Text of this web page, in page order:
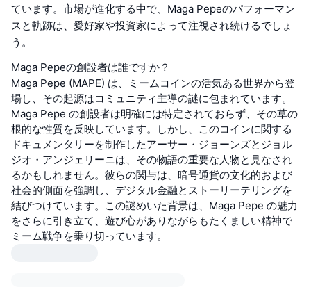
ています。市場が進化する中で、Maga Pepeのパフォーマン
スと軌跡は、愛好家や投資家によって注視され続けるでしょ
う。
Maga Pepeの創設者は誰ですか？
Maga Pepe (MAPE) は、ミームコインの活気ある世界から登
場し、その起源はコミュニティ主導の謎に包まれています。
Maga Pepe の創設者は明確には特定されておらず、その草の
根的な性質を反映しています。しかし、このコインに関する
ドキュメンタリーを制作したアーサー・ジョーンズとジョル
ジオ・アンジェリーニは、その物語の重要な人物と見なされ
るかもしれません。彼らの関与は、暗号通貨の文化的および
社会的側面を強調し、デジタル金融とストーリーテリングを
結びつけています。この謎めいた背景は、Maga Pepe の魅力
をさらに引き立て、遊び心がありながらもたくましい精神で
ミーム戦争を乗り切っています。